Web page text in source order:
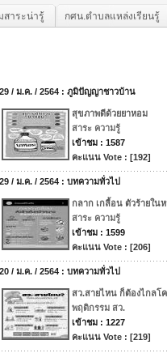
าระน่ารู้ กศน.ตำบลแหล่งเรียนรู้
29 / ม.ค. / 2564 : ภูมิปัญญาชาวบ้าน
สุขภาพดีด้วยยาหอม
สาระ ความรู้
เข้าชม : 1587
คะแนน Vote : [192]
29 / ม.ค. / 2564 : บทความทั่วไป
กลาก เกลื้อน ตัวร้ายใน
สาระ ความรู้
เข้าชม : 1599
คะแนน Vote : [206]
20 / ม.ค. / 2564 : บทความทั่วไป
สว.สายไหน ก็ต้องไกลโ
พฤติกรรม สว.
เข้าชม : 1227
คะแนน Vote : [219]